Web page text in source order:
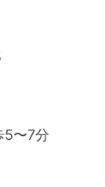
情報
理念と
行事と
5〜7分​